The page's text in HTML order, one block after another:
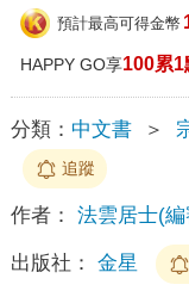
預計最高可得金幣
HAPPY GO享100累1
分類： 中文書 ＞
追蹤
作者： 法雲居士(編
出版社： 金星